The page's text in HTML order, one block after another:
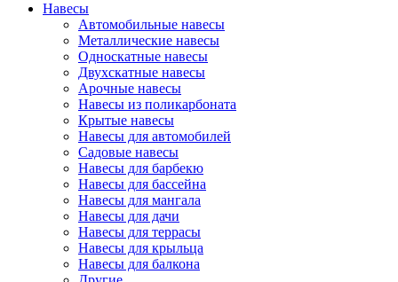
Навесы
Автомобильные навесы
Металлические навесы
Односкатные навесы
Двухскатные навесы
Арочные навесы
Навесы из поликарбоната
Крытые навесы
Навесы для автомобилей
Садовые навесы
Навесы для барбекю
Навесы для бассейна
Навесы для мангала
Навесы для дачи
Навесы для террасы
Навесы для крыльца
Навесы для балкона